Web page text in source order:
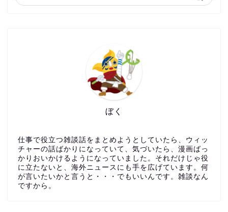
ぼく
仕事で役立つ雑談話をまとめようとしていたら、ウィッ
チャーの話ばかりになっていて、気づいたら、漫画ばっ
かりおいかけるようになっていました。それだけじゃ役
に立たないと、海外ニュースにも手を広げています。何
が言いたいかと言うと・・・でもいいんです。雑談なん
ですから。